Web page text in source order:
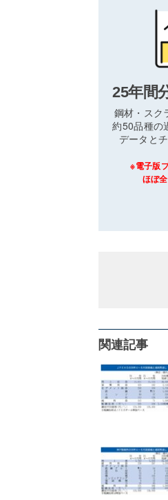
25年間
鋼材・スク
約50品種の
データと
※電子版
ほぼ
関連記事